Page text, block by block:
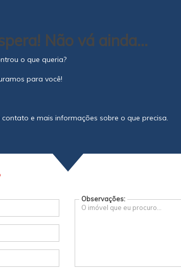
ZR2 Imóveis - Imobiliária nos
Não vá ainda...
o que queria?
para você!
contato e mais informações sobre o que precisa.
Observações: